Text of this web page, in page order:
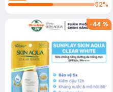
52%
-44 %